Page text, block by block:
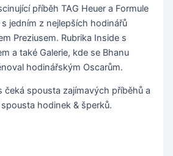
příběh TAG Heuer a Formule
jedním z nejlepších hodinářů
Preziusem. Rubrika Inside s
a také Galerie, kde se Bhanu
hodinářským Oscarům.
čeká spousta zajímavých příběhů a
hodinek & šperků.